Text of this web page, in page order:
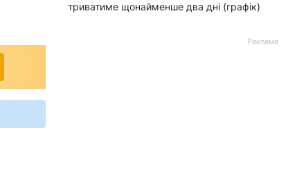
триватиме щонайменше два дні (графік)
Реклама